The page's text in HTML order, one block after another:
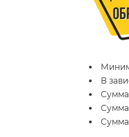
В
Сумма
Сумма
Сумма